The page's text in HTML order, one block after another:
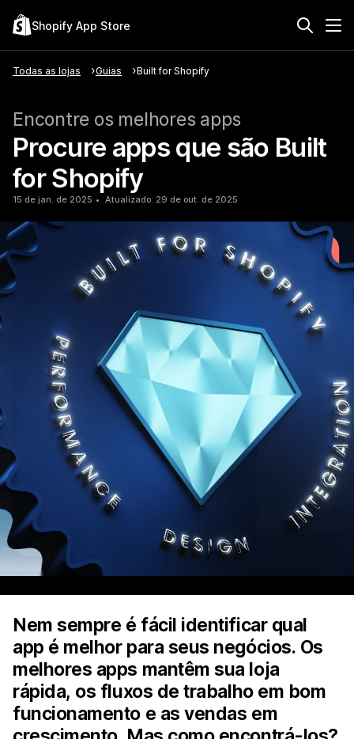
Shopify App Store
Todas as lojas Guias Built for Shopify
Encontre os melhores apps
Procure apps que são Built
for Shopify
15 de jan. de 2025 Atualizado: 29 de out. de 2025
Nem sempre é fácil identificar qual
app é melhor para seus negócios. Os
melhores apps mantêm sua loja
rápida, os fluxos de trabalho em bom
funcionamento e as vendas em